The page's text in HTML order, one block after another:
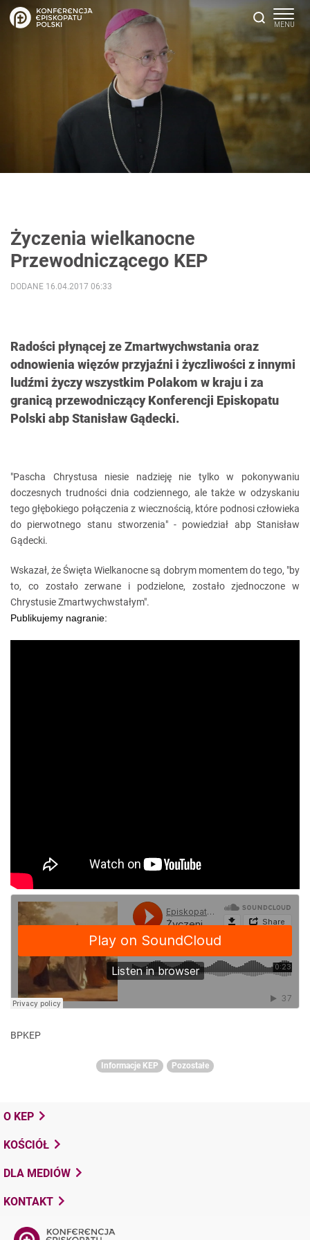
Życzenia wielkanocne
Przewodniczącego KEP
Radości płynącej ze Zmartwychwstania oraz
odnowienia więzów przyjaźni i życzliwości z innymi
ludźmi życzy wszystkim Polakom w kraju i za
granicą przewodniczący Konferencji Episkopatu
Polski abp Stanisław Gądecki.
DODANE 16.04.2017 06:33
"Pascha Chrystusa niesie nadzieję nie tylko w pokonywaniu
doczesnych trudności dnia codziennego, ale także w odzyskaniu
tego głębokiego połączenia z wiecznością, które podnosi człowieka
do pierwotnego stanu stworzenia" - powiedział abp Stanisław
Gądecki.
Wskazał, że Święta Wielkanocne są dobrym momentem do tego, "by
to, co zostało zerwane i podzielone, zostało zjednoczone w
Chrystusie Zmartwychwstałym".
Publikujemy nagranie:
BPKEP
Informacje KEP Pozostałe
O KEP
KOŚCIÓŁ
DLA MEDIÓW
KONTAKT